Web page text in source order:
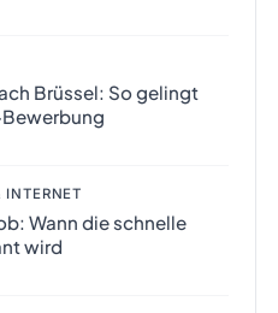
Brüssel: So gelingt
INTERNET
Wann die schnelle
wird